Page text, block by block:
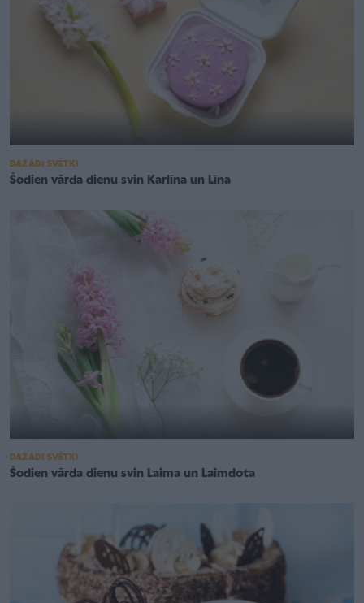
DAŽĀDI SVĒTKI
Šodien vārda dienu svin Karlīna un Līna
DAŽĀDI SVĒTKI
Šodien vārda dienu svin Laima un Laimdota